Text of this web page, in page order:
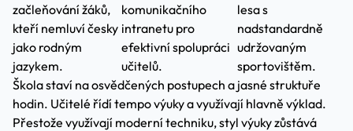
začleňování žáků,
kteří nemluví česky
jako rodným
jazykem.
komunikačního
intranetu pro
efektivní spolupráci
učitelů.
lesa s
nadstandardně
udržovaným
sportovištěm.
Škola staví na osvědčených postupech a jasné struktuře
hodin. Učitelé řídí tempo výuky a využívají hlavně výklad.
Přestože využívají moderní techniku, styl výuky zůstává